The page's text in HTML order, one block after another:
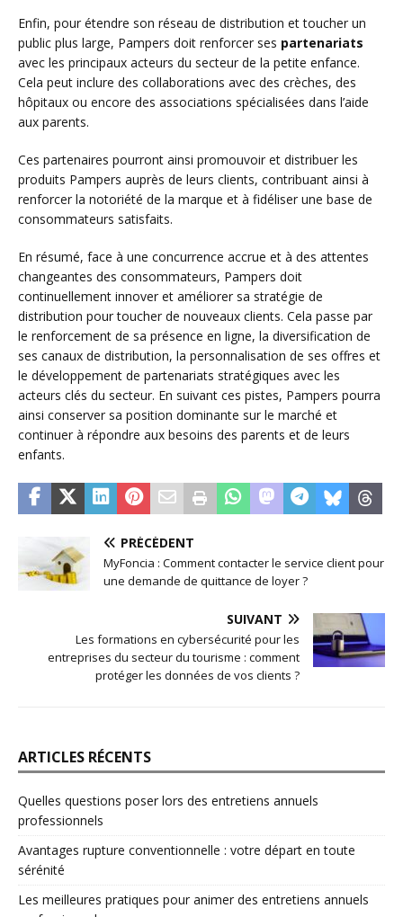
Enfin, pour étendre son réseau de distribution et toucher un
public plus large, Pampers doit renforcer ses partenariats
avec les principaux acteurs du secteur de la petite enfance.
Cela peut inclure des collaborations avec des crèches, des
hôpitaux ou encore des associations spécialisées dans l’aide
aux parents.
Ces partenaires pourront ainsi promouvoir et distribuer les
produits Pampers auprès de leurs clients, contribuant ainsi à
renforcer la notoriété de la marque et à fidéliser une base de
consommateurs satisfaits.
En résumé, face à une concurrence accrue et à des attentes
changeantes des consommateurs, Pampers doit
continuellement innover et améliorer sa stratégie de
distribution pour toucher de nouveaux clients. Cela passe par
le renforcement de sa présence en ligne, la diversification de
ses canaux de distribution, la personnalisation de ses offres et
le développement de partenariats stratégiques avec les
acteurs clés du secteur. En suivant ces pistes, Pampers pourra
ainsi conserver sa position dominante sur le marché et
continuer à répondre aux besoins des parents et de leurs
enfants.
PRÉCÉDENT
MyFoncia : Comment contacter le service client pour
une demande de quittance de loyer ?
SUIVANT
Les formations en cybersécurité pour les
entreprises du secteur du tourisme : comment
protéger les données de vos clients ?
ARTICLES RÉCENTS
Quelles questions poser lors des entretiens annuels
professionnels
Avantages rupture conventionnelle : votre départ en toute
sérénité
Les meilleures pratiques pour animer des entretiens annuels